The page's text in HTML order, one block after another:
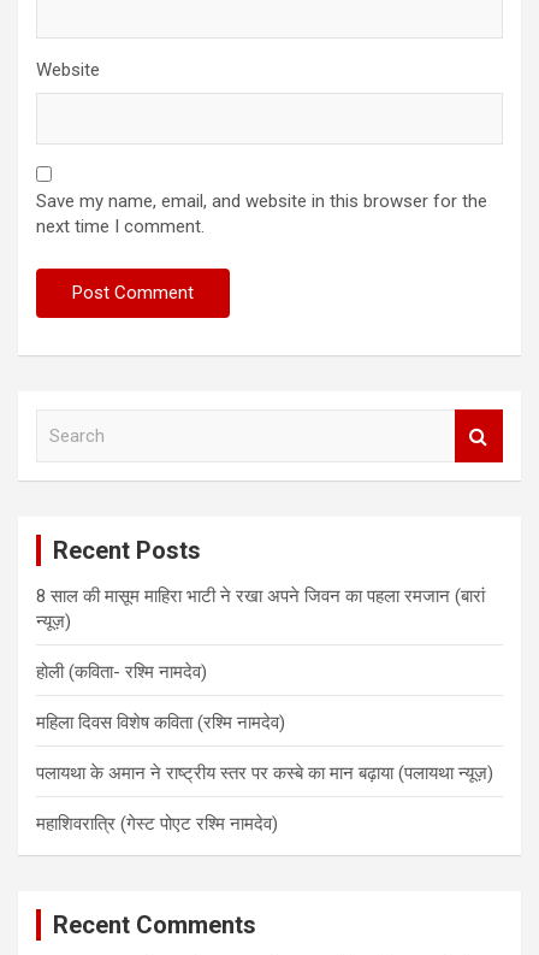
Website
Save my name, email, and website in this browser for the
next time I comment.
Recent Posts
8 साल की मासूम माहिरा भाटी ने रखा अपने जिवन का पहला रमजान (बारां
न्यूज़)
होली (कविता- रश्मि नामदेव)
महिला दिवस विशेष कविता (रश्मि नामदेव)
पलायथा के अमान ने राष्ट्रीय स्तर पर कस्बे का मान बढ़ाया (पलायथा न्यूज़)
महाशिवरात्रि (गेस्ट पोएट रश्मि नामदेव)
Recent Comments